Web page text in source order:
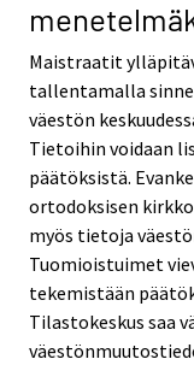
Maistraatit
tallentamalla sinne
väestön
Tietoihin voidaan
päätöksistä.
ortodoksisen
myös tietoja
Tuomioistuimet
tekemistään
Tilastokeskus saa